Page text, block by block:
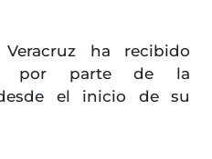
ha recibido
por parte de la
el inicio de su